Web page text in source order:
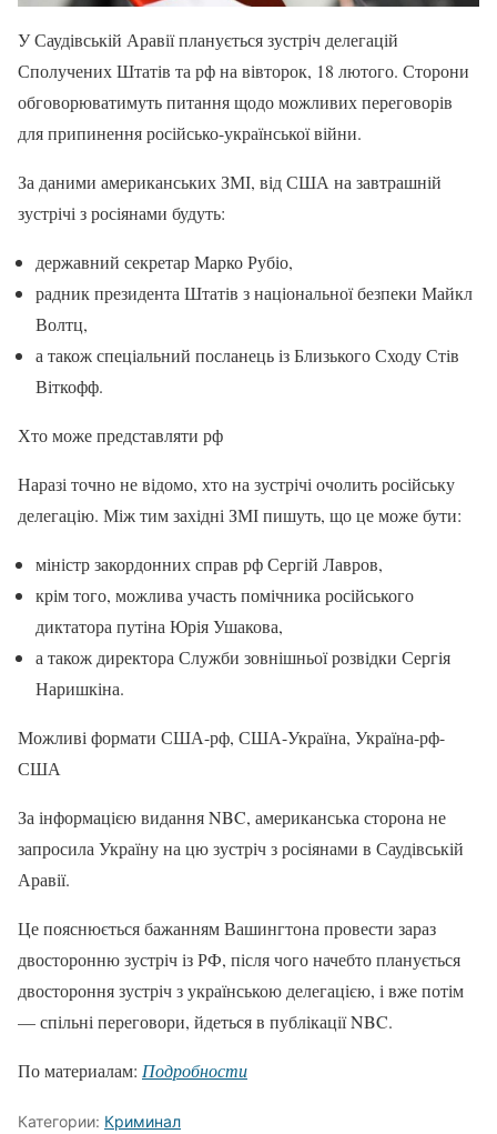
У Саудівській Аравії планується зустріч делегацій
Сполучених Штатів та рф на вівторок, 18 лютого. Сторони
обговорюватимуть питання щодо можливих переговорів
для припинення російсько-української війни.
За даними американських ЗМІ, від США на завтрашній
зустрічі з росіянами будуть:
державний секретар Марко Рубіо,
радник президента Штатів з національної безпеки Майкл
Волтц,
а також спеціальний посланець із Близького Сходу Стів
Віткофф.
Хто може представляти рф
Наразі точно не відомо, хто на зустрічі очолить російську
делегацію. Між тим західні ЗМІ пишуть, що це може бути:
міністр закордонних справ рф Сергій Лавров,
крім того, можлива участь помічника російського
диктатора путіна Юрія Ушакова,
а також директора Служби зовнішньої розвідки Сергія
Наришкіна.
Можливі формати США-рф, США-Україна, Україна-рф-
США
За інформацією видання NBC, американська сторона не
запросила Україну на цю зустріч з росіянами в Саудівській
Аравії.
Це пояснюється бажанням Вашингтона провести зараз
двосторонню зустріч із РФ, після чого начебто планується
двостороння зустріч з українською делегацією, і вже потім
— спільні переговори, йдеться в публікації NBC.
По материалам: Подробности
Категории: Криминал